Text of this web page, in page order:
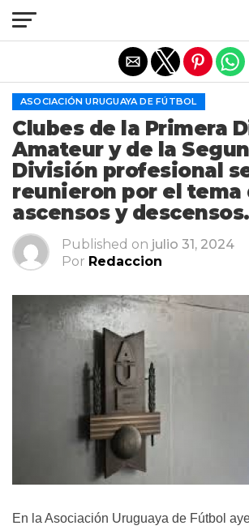
ASOCIACIÓN URUGUAYA DE FÚTBOL
Clubes de la Primera
Amateur y de la
División profesional
reunieron por el tema
ascensos y descensos.
Published on julio 31, 2024
Por Redaccion
En la Asociación Uruguaya de Fútbol